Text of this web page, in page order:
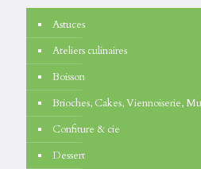
Astuces
Ateliers culinaires
Boisson
Brioches, Cakes, Viennoiserie,
Confiture & cie
Dessert